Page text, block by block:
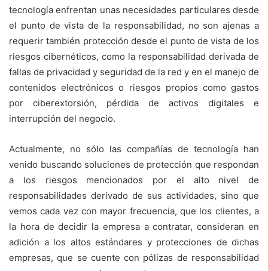
tecnología enfrentan unas necesidades particulares desde
el punto de vista de la responsabilidad, no son ajenas a
requerir también protección desde el punto de vista de los
riesgos cibernéticos, como la responsabilidad derivada de
fallas de privacidad y seguridad de la red y en el manejo de
contenidos electrónicos o riesgos propios como gastos
por ciberextorsión, pérdida de activos digitales e
interrupción del negocio.
Actualmente, no sólo las compañías de tecnología han
venido buscando soluciones de protección que respondan
a los riesgos mencionados por el alto nivel de
responsabilidades derivado de sus actividades, sino que
vemos cada vez con mayor frecuencia, que los clientes, a
la hora de decidir la empresa a contratar, consideran en
adición a los altos estándares y protecciones de dichas
empresas, que se cuente con pólizas de responsabilidad